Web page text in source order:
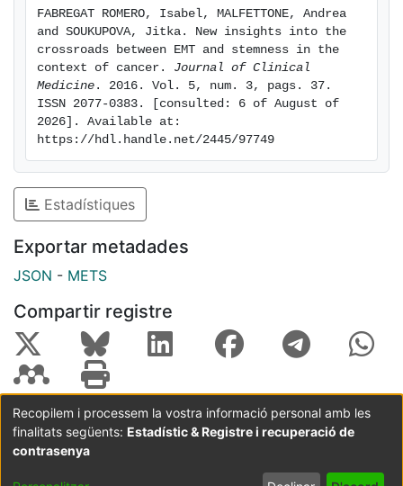
FABREGAT ROMERO, Isabel, MALFETTONE, Andrea
and SOUKUPOVA, Jitka. New insights into the
crossroads between EMT and stemness in the
context of cancer. Journal of Clinical
Medicine . 2016. Vol. 5, num. 3, pags. 37.
ISSN 2077-0383. [consulted: 6 of August of
2026]. Available at:
https://hdl.handle.net/2445/97749
Estadístiques
Exportar metadades
JSON - METS
Compartir registre
Coordinació:CRAI UB Avís legal
Metadades
subjectes a:
Configuració
Recopilem i processem la vostra informació personal amb les
finalitats següents: Estadístic & Registre i recuperació de
contrasenya